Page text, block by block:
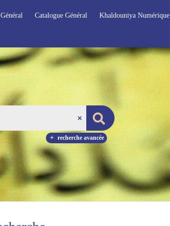
Catalogue Général Khaldouniya Numérique
recherche avancée